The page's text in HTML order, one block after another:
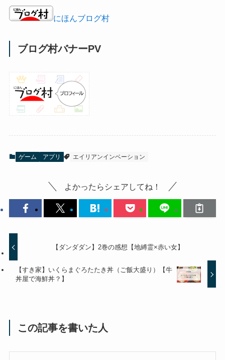
にほんブログ村
ブログ村バナーPV
ゲーム アプリ エイリアンインベーション
よかったらシェアしてね！
【ダンダダン】2巻の感想【地縛霊×赤い女】
【すき家】いくらまぐろたたき丼（ご飯大盛り）【牛
丼屋で海鮮丼？】
この記事を書いた人